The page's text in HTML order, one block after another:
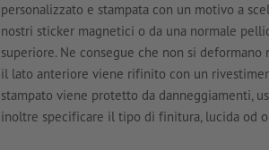
personalizzato e stampata con un motivo a
nostri sticker magnetici o da una normale
superiore. Ne consegue che non si
il lato anteriore viene rifinito con un
stampato viene protetto da danneggiamenti,
inoltre specificare il tipo di finitura, lucida od